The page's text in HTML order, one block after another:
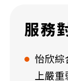
服務
怡欣綜
上嚴重